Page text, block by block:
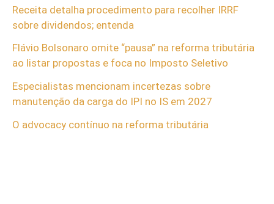
Receita detalha procedimento para recolher IRRF
sobre dividendos; entenda
Flávio Bolsonaro omite “pausa” na reforma tributária
ao listar propostas e foca no Imposto Seletivo
Especialistas mencionam incertezas sobre
manutenção da carga do IPI no IS em 2027
O advocacy contínuo na reforma tributária